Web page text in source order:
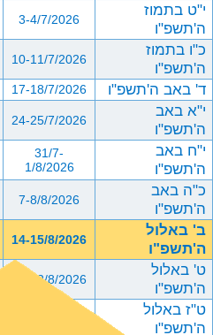
י"ט בתמוז
ה'תשפ"ו
3-4/7/2026
כ"ו בתמוז
ה'תשפ"ו
10-11/7/2026
ד' באב ה'תשפ"ו 17-18/7/2026
י"א באב
ה'תשפ"ו
24-25/7/2026
י"ח באב
ה'תשפ"ו
31/7-
1/8/2026
כ"ה באב
ה'תשפ"ו
7-8/8/2026
ב' באלול
ה'תשפ"ו
14-15/8/2026
ט' באלול
ה'תשפ"ו
21-22/8/2026
ט"ז באלול
ה'תשפ"ו